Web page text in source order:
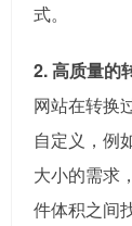
式。
2. 高质量的
网站在转换
自定义，例
大小的需求
件体积之间